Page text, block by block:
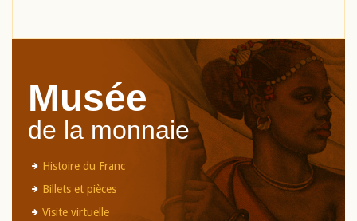
Musée
de la monnaie
Histoire du Franc
Billets et pièces
Visite virtuelle